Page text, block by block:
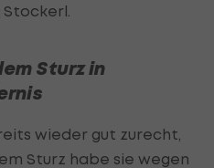
Sturz in
wieder gut zurecht,
Sturz habe sie wegen